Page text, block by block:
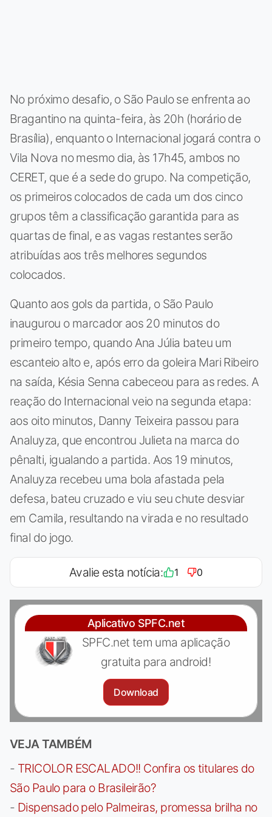
No próximo desafio, o São Paulo se enfrenta ao
Bragantino na quinta-feira, às 20h (horário de
Brasília), enquanto o Internacional jogará contra o
Vila Nova no mesmo dia, às 17h45, ambos no
CERET, que é a sede do grupo. Na competição,
os primeiros colocados de cada um dos cinco
grupos têm a classificação garantida para as
quartas de final, e as vagas restantes serão
atribuídas aos três melhores segundos
colocados.
Quanto aos gols da partida, o São Paulo
inaugurou o marcador aos 20 minutos do
primeiro tempo, quando Ana Júlia bateu um
escanteio alto e, após erro da goleira Mari Ribeiro
na saída, Késia Senna cabeceou para as redes. A
reação do Internacional veio na segunda etapa:
aos oito minutos, Danny Teixeira passou para
Analuyza, que encontrou Julieta na marca do
pênalti, igualando a partida. Aos 19 minutos,
Analuyza recebeu uma bola afastada pela
defesa, bateu cruzado e viu seu chute desviar
em Camila, resultando na virada e no resultado
final do jogo.
Avalie esta notícia: 1 0
Aplicativo SPFC.net
SPFC.net tem uma aplicação
gratuita para android!
Download
VEJA TAMBÉM
- TRICOLOR ESCALADO!! Confira os titulares do
São Paulo para o Brasileirão?
- Dispensado pelo Palmeiras, promessa brilha no